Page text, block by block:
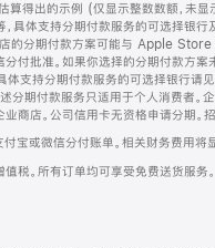
算得出的示例 (仅显示整数数额，未
，具体支持分期付款服务的可选择
分期付款方案可能与 Apple Store
分付批准。如果你选择的分期付款
体支持分期付款服务的可选择银行
述分期付款服务只适用于个人消费
业商店。公司信用卡无资格申请分期
宝或微信分付账单。相关财务费用将
税。所有订单均可享受免费送货服务。